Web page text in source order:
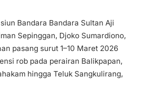
Bandara Bandara Sultan Aji
Sepinggan, Djoko Sumardiono,
pasang surut 1–10 Maret 2026
rob pada perairan Balikpapan,
hingga Teluk Sangkulirang,